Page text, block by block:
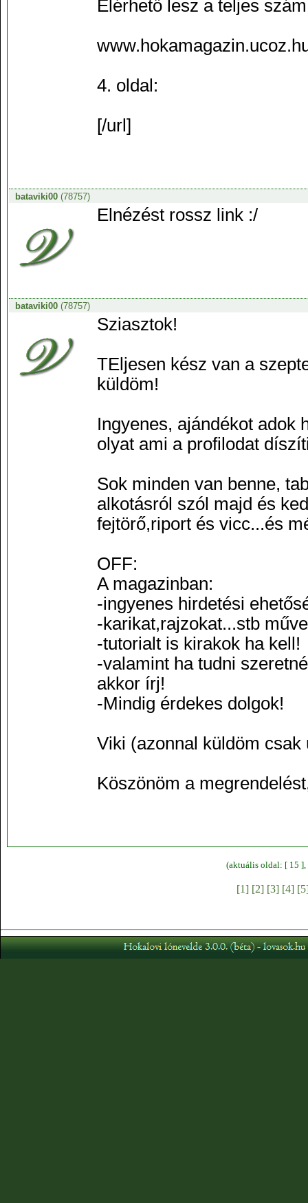
Elérhető lesz a teljes
4. oldal:
[/url]
bataviki00(78757)
Elnézést rossz link :/
bataviki00(78757)
Sziasztok!
TEljesen kész van a
küldöm!
Ingyenes, ajándékot adok
olyat ami a profilodat
Sok minden van benne,
alkotásról szól majd és
fejtörő,riport és vicc...és
OFF:
A magazinban:
-ingyenes hirdetési
-karikat,rajzokat...stb
-tutorialt is kirakok ha kell!
-valamint ha tudni
akkor írj!
-Mindig érdekes dolgok!
Viki (azonnal küldöm
Köszönöm a
(aktuális oldal: [ 15 ],
[1] [2] [3] [4]